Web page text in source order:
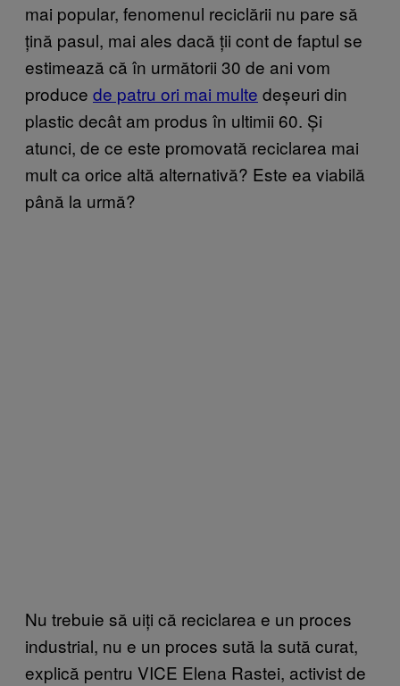
mai popular, fenomenul reciclării nu pare să
țină pasul, mai ales dacă ții cont de faptul se
estimează că în următorii 30 de ani vom
produce de patru ori mai multe deșeuri din
plastic decât am produs în ultimii 60. Și
atunci, de ce este promovată reciclarea mai
mult ca orice altă alternativă? Este ea viabilă
până la urmă?
Nu trebuie să uiți că reciclarea e un proces
industrial, nu e un proces sută la sută curat,
explică pentru VICE Elena Rastei, activist de